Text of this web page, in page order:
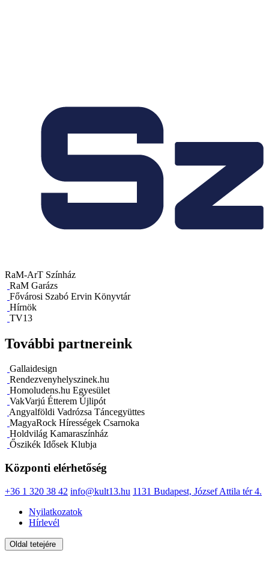
RaM-ArT Színház
RaM Garázs
Fővárosi Szabó Ervin Könyvtár
Hírnök
TV13
További partnereink
Gallaidesign
Rendezvenyhelyszinek.hu
Homoludens.hu Egyesület
VakVarjú Étterem Újlipót
Angyalföldi Vadrózsa Táncegyüttes
MagyaRock Hírességek Csarnoka
Holdvilág Kamaraszínház
Őszikék Idősek Klubja
Központi elérhetőség
+36 1 320 38 42 info@kult13.hu 1131 Budapest, József Attila tér 4.
Nyilatkozatok
Hírlevél
Oldal tetejére